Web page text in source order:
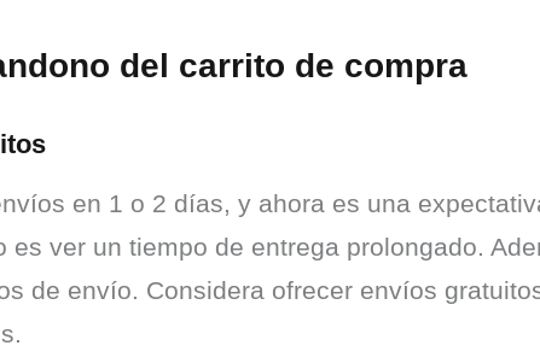
del carrito de compra
en 1 o 2 días, y ahora es una
ver un tiempo de entrega prolongado.
de envío. Considera ofrecer envíos